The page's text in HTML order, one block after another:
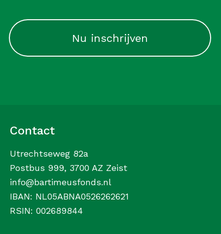
Contact
Utrechtseweg 82a
Postbus 999, 3700 AZ Zeist
info@bartimeusfonds.nl
IBAN: NL05ABNA0526262621
RSIN: 002689844